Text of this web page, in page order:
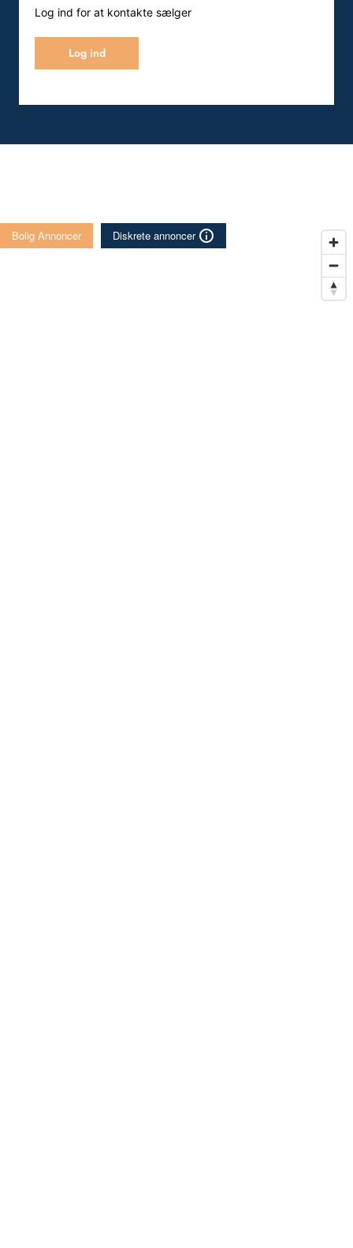
Log ind for at kontakte sælger
Log ind
Bolig Annoncer Diskrete annoncer